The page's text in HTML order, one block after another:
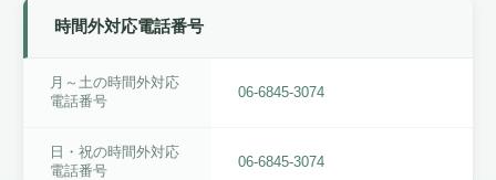
時間外対応電話番号
月～土の時間外対応
電話番号
06-6845-3074
日・祝の時間外対応
電話番号
06-6845-3074